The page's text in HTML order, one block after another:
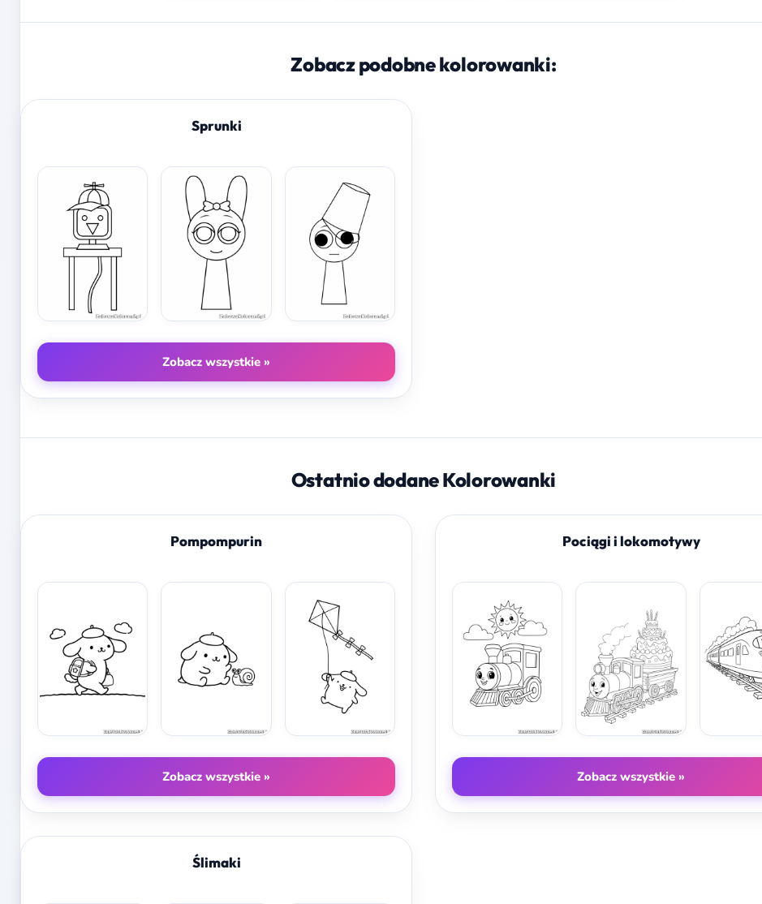
Zobacz podobne kolorowanki:
Sprunki
Zobacz wszystkie »
Ostatnio dodane Kolorowanki
Pompompurin
Zobacz wszystkie »
Pociągi i lokomotywy
Zobacz wszystkie »
Ślimaki